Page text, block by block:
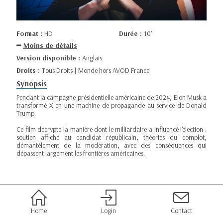
Format : HD Durée : 10’
Moins de détails
Version disponible : Anglais
Droits : Tous Droits | Monde hors AVOD France
Synopsis
Pendant la campagne présidentielle américaine de 2024, Elon Musk a
transformé X en une machine de propagande au service de Donald
Trump.
Ce film décrypte la manière dont le milliardaire a influencé l'élection :
soutien affiché au candidat républicain, théories du complot,
démantèlement de la modération, avec des conséquences qui
dépassent largement les frontières américaines.
Home Login Contact